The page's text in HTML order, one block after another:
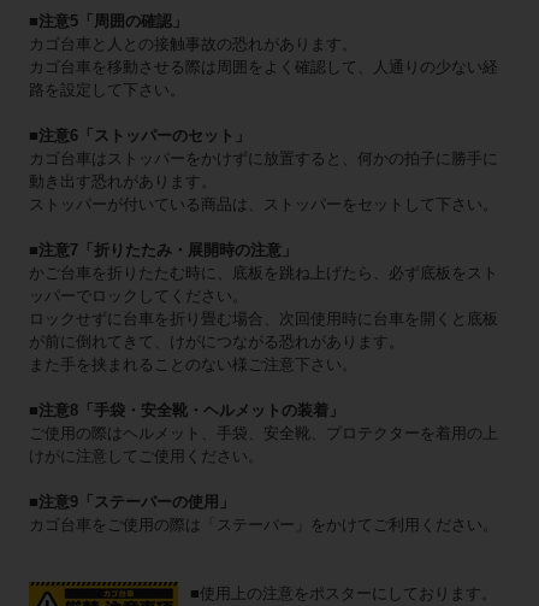
■注意5「周囲の確認」
カゴ台車と人との接触事故の恐れがあります。
カゴ台車を移動させる際は周囲をよく確認して、人通りの少ない経
路を設定して下さい。
■注意6「ストッパーのセット」
カゴ台車はストッパーをかけずに放置すると、何かの拍子に勝手に
動き出す恐れがあります。
ストッパーが付いている商品は、ストッパーをセットして下さい。
■注意7「折りたたみ・展開時の注意」
かご台車を折りたたむ時に、底板を跳ね上げたら、必ず底板をスト
ッパーでロックしてください。
ロックせずに台車を折り畳む場合、次回使用時に台車を開くと底板
が前に倒れてきて、けがにつながる恐れがあります。
また手を挟まれることのない様ご注意下さい。
■注意8「手袋・安全靴・ヘルメットの装着」
ご使用の際はヘルメット、手袋、安全靴、プロテクターを着用の上
けがに注意してご使用ください。
■注意9「ステーバーの使用」
カゴ台車をご使用の際は「ステーバー」をかけてご利用ください。
■使用上の注意をポスターにしております。